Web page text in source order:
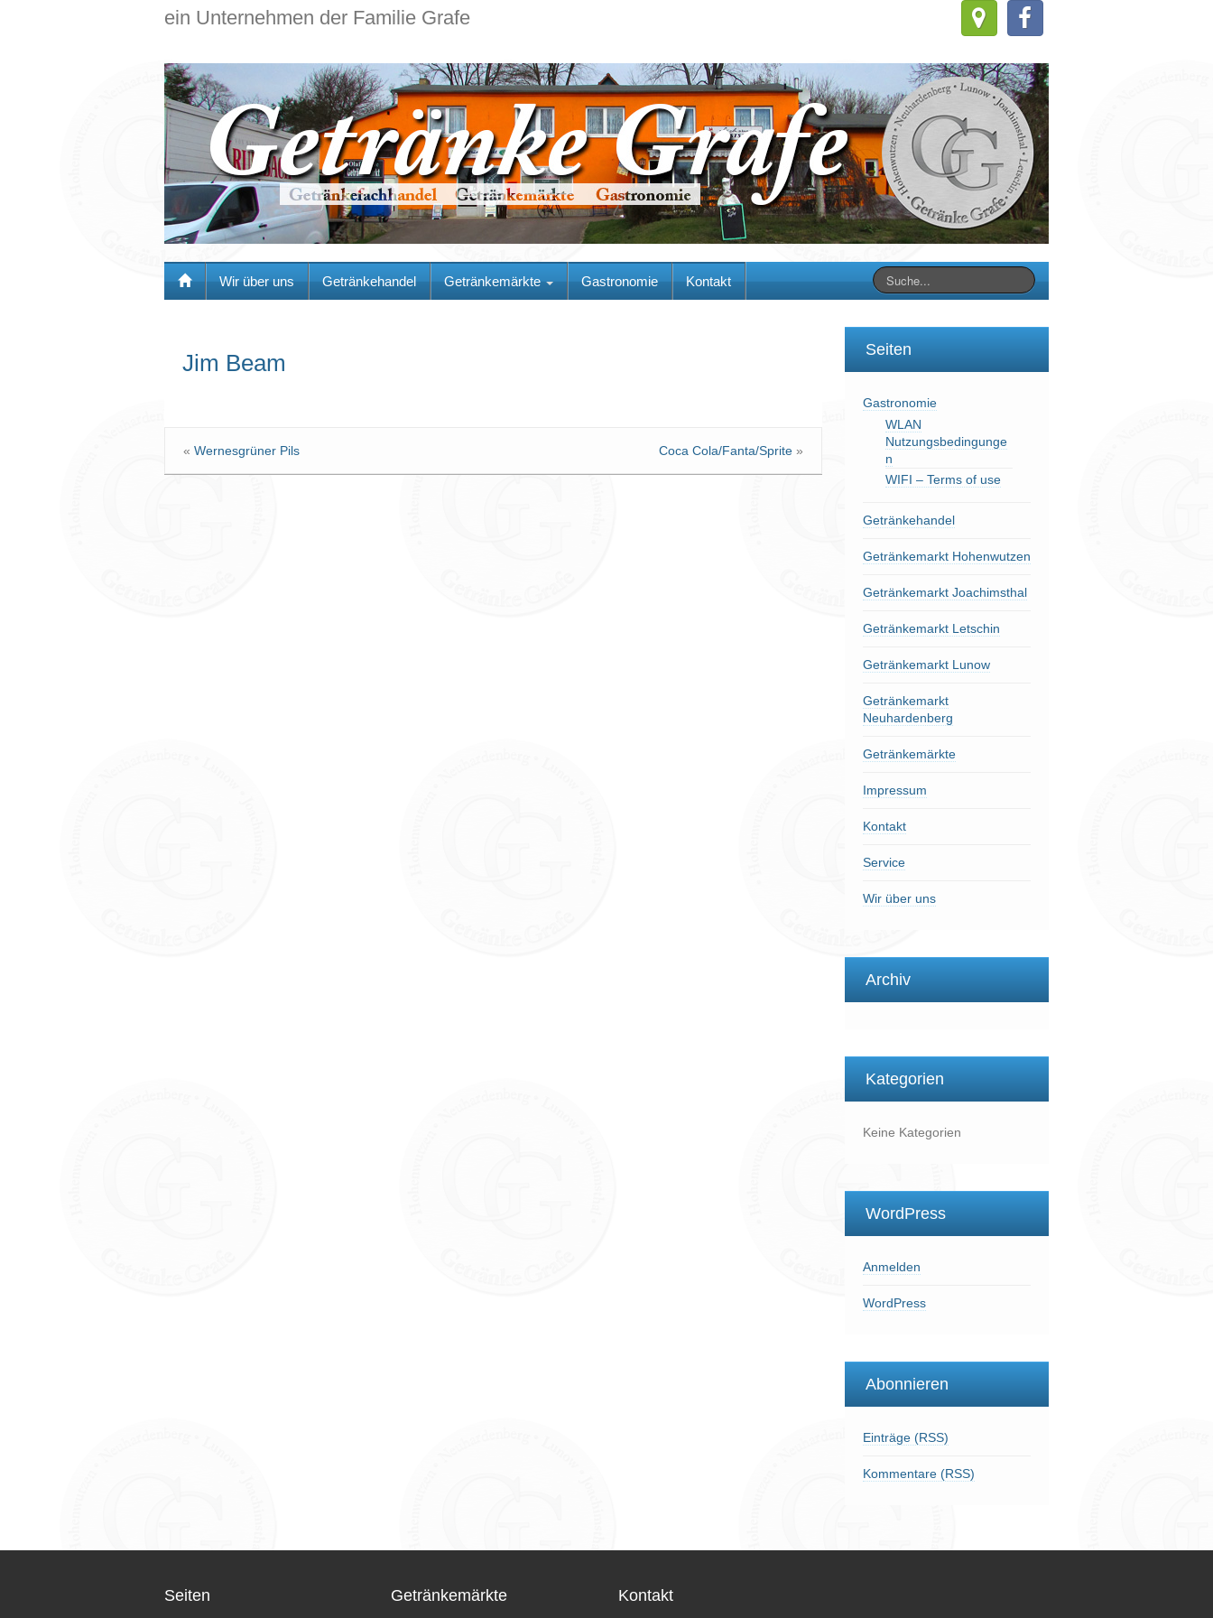
ein Unternehmen der Familie Grafe
Wir über uns Getränkehandel Getränkemärkte Gastronomie Kontakt
Jim Beam
« Wernesgrüner Pils Coca Cola/Fanta/Sprite»
Seiten
Gastronomie
WLAN
Nutzungsbedingunge
n
WIFI – Terms of use
Getränkehandel
Getränkemarkt Hohenwutzen
Getränkemarkt Joachimsthal
Getränkemarkt Letschin
Getränkemarkt Lunow
Getränkemarkt
Neuhardenberg
Getränkemärkte
Impressum
Kontakt
Service
Wir über uns
Archiv
Kategorien
Keine Kategorien
WordPress
Anmelden
WordPress
Abonnieren
Einträge (RSS)
Kommentare (RSS)
Seiten Getränkemärkte Kontakt